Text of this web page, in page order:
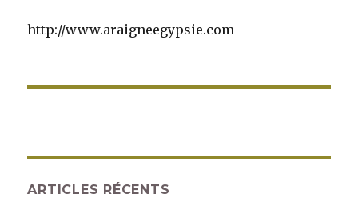
http://www.araigneegypsie.com
ARTICLES RÉCENTS